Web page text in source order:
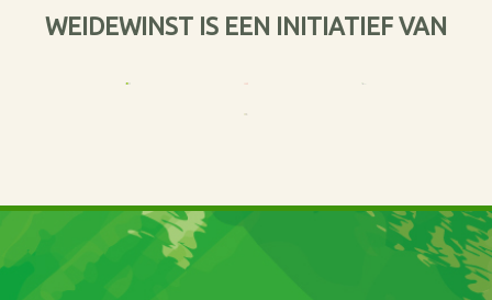
WEIDEWINST IS EEN INITIATIEF VAN